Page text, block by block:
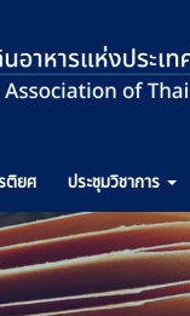
ติยศ ประชุมวิชาการ